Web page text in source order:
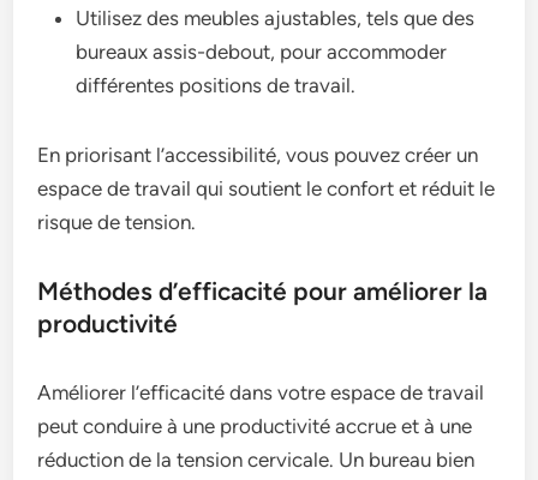
Utilisez des meubles ajustables, tels que des
bureaux assis-debout, pour accommoder
différentes positions de travail.
En priorisant l’accessibilité, vous pouvez créer un
espace de travail qui soutient le confort et réduit le
risque de tension.
Méthodes d’efficacité pour améliorer la
productivité
Améliorer l’efficacité dans votre espace de travail
peut conduire à une productivité accrue et à une
réduction de la tension cervicale. Un bureau bien